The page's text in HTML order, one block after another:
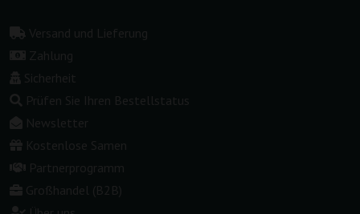
Versand und Lieferung
Zahlung
Sicherheit
Prüfen Sie Ihren Bestellstatus
Newsletter
Kostenlose Samen
Partnerprogramm
Großhandel (B2B)